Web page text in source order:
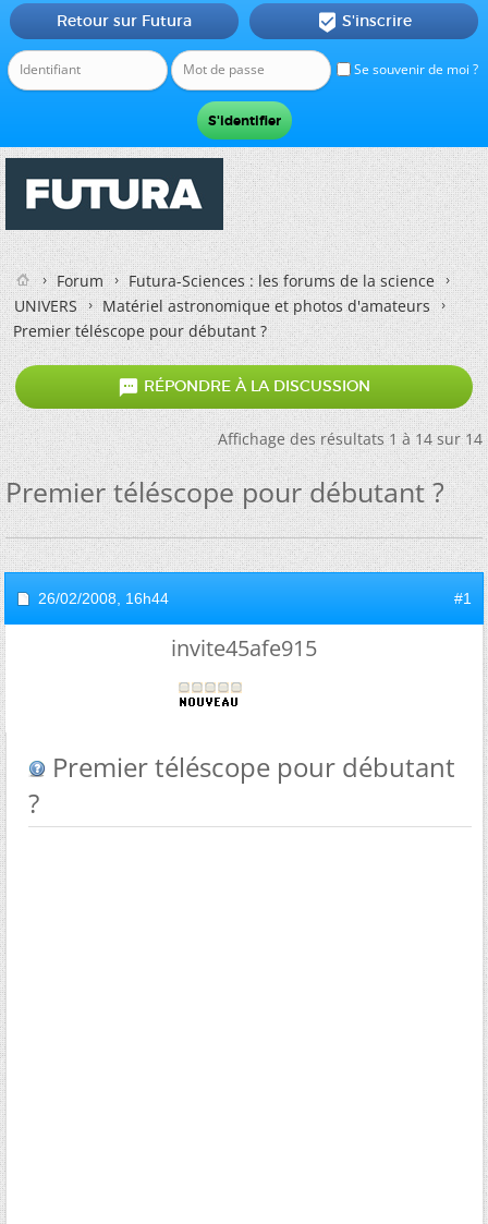
Se souvenir de moi ?
Retour sur Futura  S'inscrire
Forum
Futura-Sciences : les forums de la science
UNIVERS
Matériel astronomique et photos d'amateurs
Premier téléscope pour débutant ?
 RÉPONDRE À LA DISCUSSION
Affichage des résultats 1 à 14 sur 14
Premier téléscope pour débutant ?
26/02/2008, 16h44 #1
invite45afe915
Premier téléscope pour débutant
?